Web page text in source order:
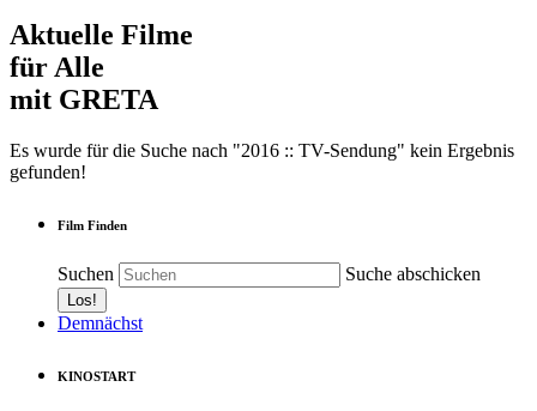
Aktuelle Filme
für Alle
mit GRETA
Es wurde für die Suche nach "2016 :: TV-Sendung" kein Ergebnis
gefunden!
Film Finden
Suchen Suche abschicken
Demnächst
KINOSTART